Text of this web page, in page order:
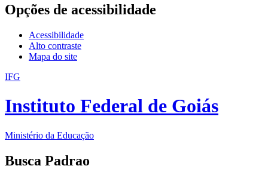
Opções de acessibilidade
Acessibilidade
Alto contraste
Mapa do site
IFG
Instituto Federal de Goiás
Ministério da Educação
Busca Padrao